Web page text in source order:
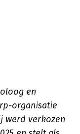
en
organisatie
werd verkozen